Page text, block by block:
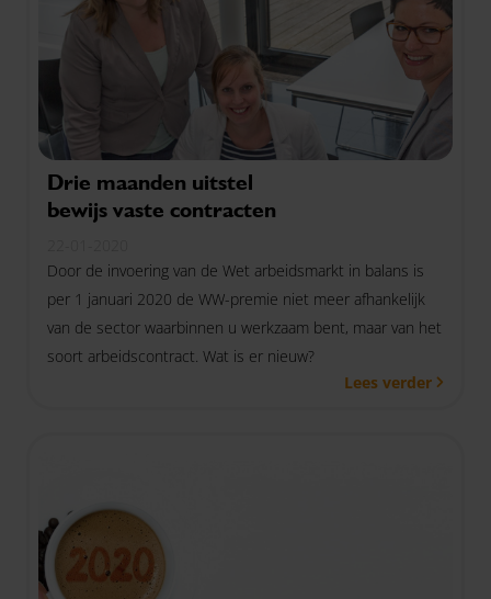
Drie maanden uitstel
bewijs vaste contracten
Door de invoering van de Wet arbeidsmarkt in balans is
per 1 januari 2020 de WW-premie niet meer afhankelijk
van de sector waarbinnen u werkzaam bent, maar van het
soort arbeidscontract. Wat is er nieuw?
Lees verder